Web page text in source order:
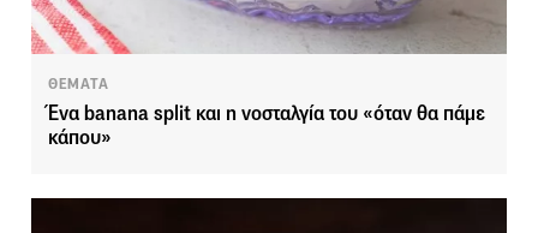
ΘΕΜΑΤΑ
Ένα banana split και η νοσταλγία του «όταν θα πάμε
κάπου»